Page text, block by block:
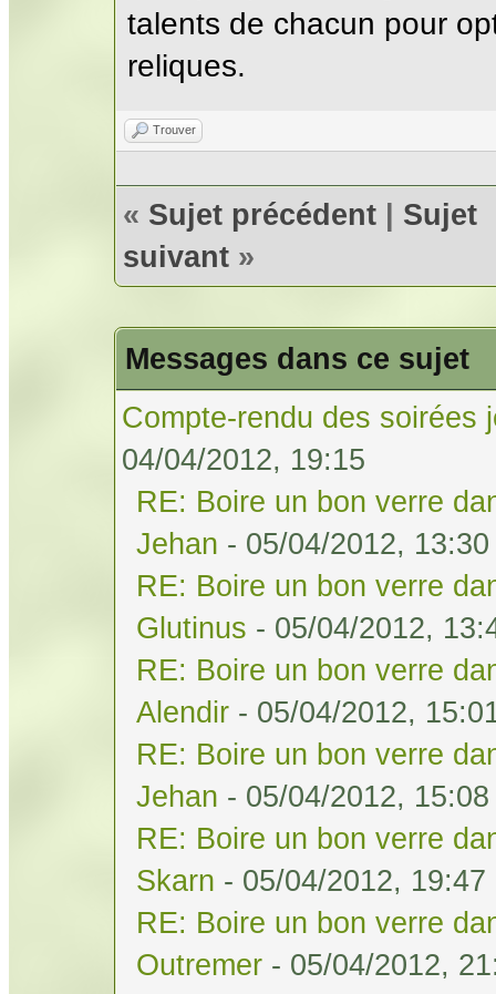
talents de chacun pour
reliques.
Trouver
« Sujet précédent | Sujet
suivant »
Messages dans ce sujet
Compte-rendu des soirées
04/04/2012, 19:15
RE: Boire un bon verre
Jehan - 05/04/2012, 13:30
RE: Boire un bon verre
Glutinus - 05/04/2012,
RE: Boire un bon verre
Alendir - 05/04/2012,
RE: Boire un bon verre
Jehan - 05/04/2012, 15:08
RE: Boire un bon verre
Skarn - 05/04/2012, 19:47
RE: Boire un bon verre
Outremer - 05/04/2012,